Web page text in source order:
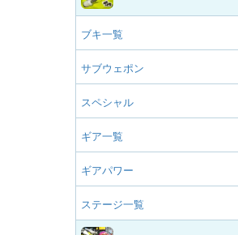
ブキ一覧
サブウェポン
スペシャル
ギア一覧
ギアパワー
ステージ一覧